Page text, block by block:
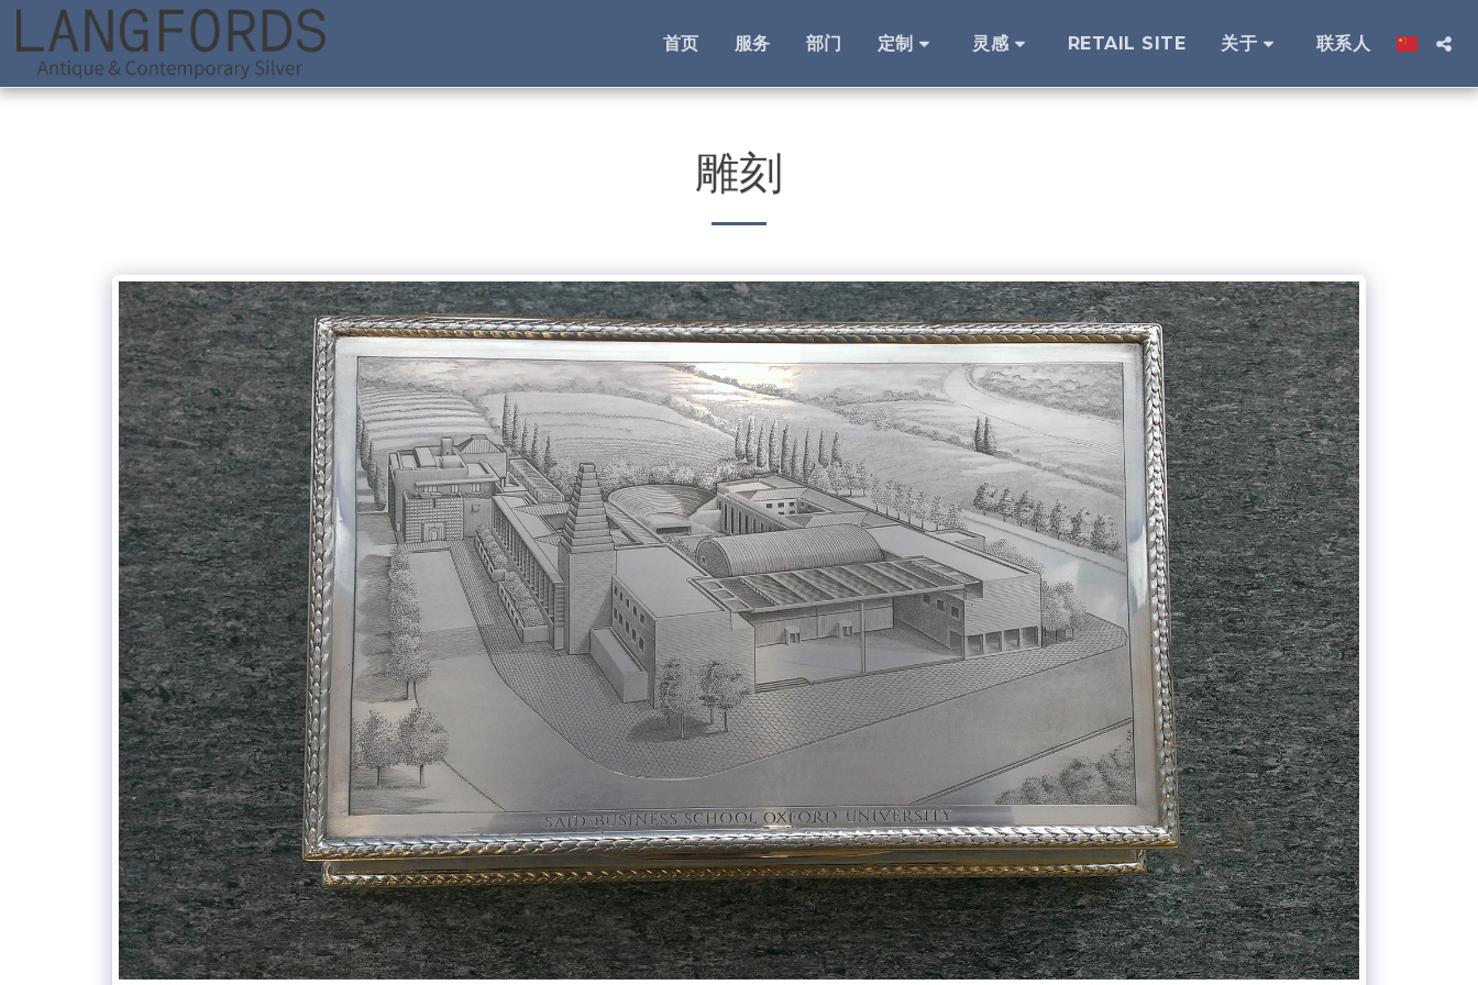
首页 服务 部门 定制 灵感 RETAIL SITE 关于 联系人
雕刻